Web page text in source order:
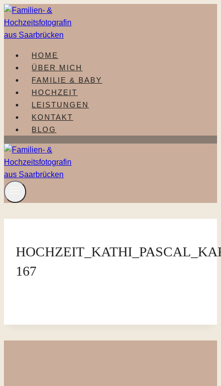
Zum
Inhalt
springen
HOME
ÜBER MICH
FAMILIE & BABY
HOCHZEIT
LEISTUNGEN
KONTAKT
BLOG
167